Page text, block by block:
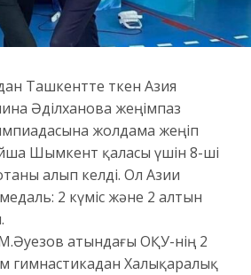
Ташкентте өткен Азия
Әділханова жеңімпаз
жолдама жеңіп
Шымкент қаласы үшін 8-ші
алып келді. Ол Азии
2 күміс және 2 алтын
атындағы ОҚУ-нің 2
гимнастикадан Халықаралық